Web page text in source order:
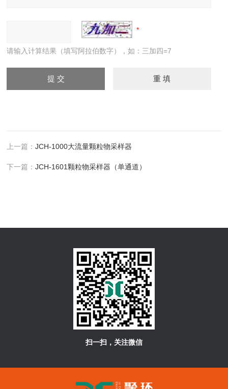
请输入计算结果（填写阿拉伯数字），如：三加四=7
上一篇：JCH-1000大流量颗粒物采样器
下一篇：JCH-1601颗粒物采样器（单通道）
扫一扫，关注微信